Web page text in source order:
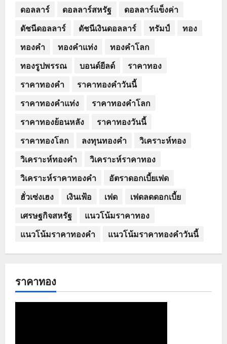
ดอลลาร์
ดอลลาร์สหรัฐ
ดอลลาร์แข็งค่า
ดัชนีดอลลาร์
ดัชนีเงินดอลลาร์ ทรัมป์
ทอง
ทองคำ
ทองคำแท่ง
ทองคำโลก
ทองรูปพรรณ
บอนด์ยีลด์
ราคาทอง
ราคาทองคำ
ราคาทองคำวันนี้
ราคาทองคำแท่ง
ราคาทองคำโลก
ราคาทองย้อนหลัง
ราคาทองวันนี้
ราคาทองโลก
ลงทุนทองคำ
วิเคราะห์ทอง
วิเคราะห์ทองคำ
วิเคราะห์ราคาทอง
วิเคราะห์ราคาทองคำ
อัตราดอกเบี้ยเฟด
ฮั่วเซ่งเฮง
เงินเฟ้อ เฟด
เฟดลดดอกเบี้ย
เศรษฐกิจสหรัฐ
แนวโน้มราคาทอง
แนวโน้มราคาทองคำ
แนวโน้มราคาทองคำวันนี้
ราคาทอง